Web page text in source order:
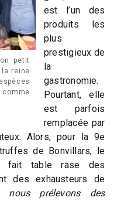
petit
reine
comme
est l’un des
produits les
plus
prestigieux de
la
gastronomie.
Pourtant, elle
est parfois
remplacée par
Alors, pour la 9e
de Bonvillars, le
fait table rase des
des exhausteurs de
nous prélevons des